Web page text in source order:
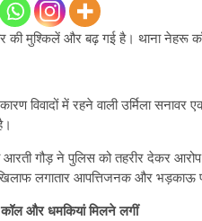
की मुश्किलें और बढ़ गई है। थाना
विवादों में रहने वाली उर्मिला
आरती गौड़ ने पुलिस को तहरीर देकर
लगातार आपत्तिजनक और भड़काऊ
कॉल और धमकियां मिलने लगीं